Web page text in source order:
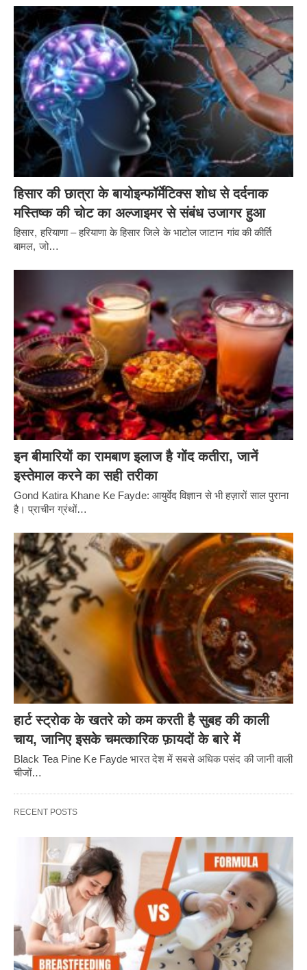
हिसार की छात्रा के बायोइन्फॉर्मेटिक्स शोध से दर्दनाक
मस्तिष्क की चोट का अल्जाइमर से संबंध उजागर हुआ
हिसार, हरियाणा – हरियाणा के हिसार जिले के भाटोल जाटान गांव की कीर्ति
बामल, जो…
इन बीमारियों का रामबाण इलाज है गोंद कतीरा, जानें
इस्तेमाल करने का सही तरीका
Gond Katira Khane Ke Fayde: आयुर्वेद विज्ञान से भी हज़ारों साल पुराना
है। प्राचीन ग्रंथों…
हार्ट स्ट्रोक के खतरे को कम करती है सुबह की काली
चाय, जानिए इसके चमत्कारिक फ़ायदों के बारे में
Black Tea Pine Ke Fayde भारत देश में सबसे अधिक पसंद की जानी वाली
चीजों…
RECENT POSTS